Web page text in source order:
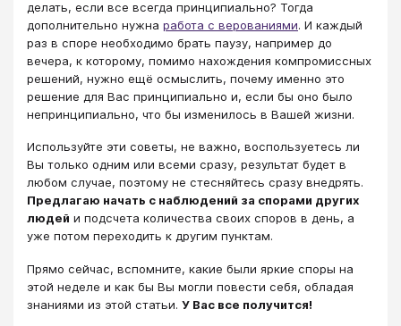
делать, если все всегда принципиально? Тогда
дополнительно нужна работа с верованиями. И каждый
раз в споре необходимо брать паузу, например до
вечера, к которому, помимо нахождения компромиссных
решений, нужно ещё осмыслить, почему именно это
решение для Вас принципиально и, если бы оно было
непринципиально, что бы изменилось в Вашей жизни.
Используйте эти советы, не важно, воспользуетесь ли
Вы только одним или всеми сразу, результат будет в
любом случае, поэтому не стесняйтесь сразу внедрять.
Предлагаю начать с наблюдений за спорами других
людей и подсчета количества своих споров в день, а
уже потом переходить к другим пунктам.
Прямо сейчас, вспомните, какие были яркие споры на
этой неделе и как бы Вы могли повести себя, обладая
знаниями из этой статьи. У Вас все получится!